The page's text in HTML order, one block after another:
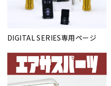
DIGITAL SERIES専用ページ